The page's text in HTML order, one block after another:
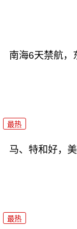
南海6天禁航，
最热
马、特和好，
最热